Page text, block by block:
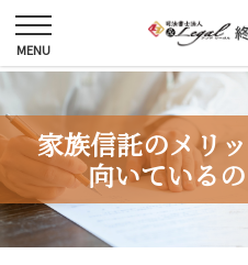
家族信託のメリ
向いている